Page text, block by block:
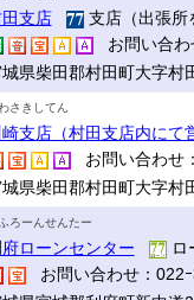
支店
支店（出張所
お問い合わ
県柴田郡村田町大字村
さきしてん
崎支店（村田支店内にて
お問い合わせ
県柴田郡村田町大字村
ろーんせんたー
ローンセンター
ロ
お問い合わせ：022